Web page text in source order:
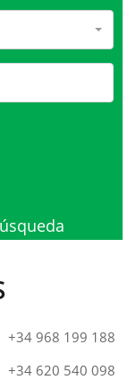
+34 968 199 188
+34 620 540 098